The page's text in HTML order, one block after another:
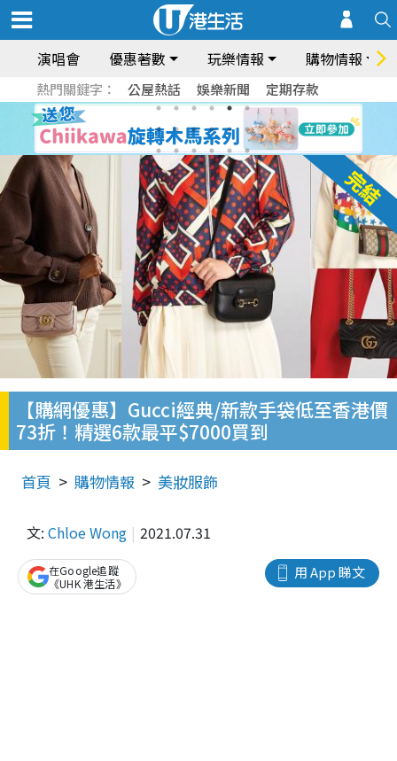
演唱會 優惠著數 玩樂情報 購物情報
熱門關鍵字： 公屋熱話 娛樂新聞 定期存款
【購網優惠】Gucci經典/新款手袋低至香港價
73折！精選6款最平$7000買到
首頁 購物情報 美妝服飾
文: Chloe Wong 2021.07.31
用 App 睇文
在Google追蹤
《UHK 港生活》